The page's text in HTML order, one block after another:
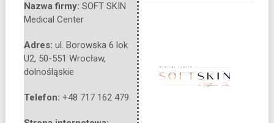
Nazwa firmy: SOFT SKIN
Medical Center
Adres: ul. Borowska 6 lok
U2, 50-551 Wrocław,
dolnośląskie
Telefon: +48 717 162 479